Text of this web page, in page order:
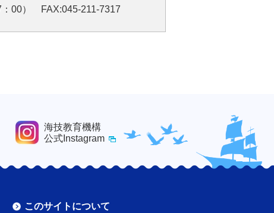
：00） FAX:045-211-7317
海技教育機構
公式Instagram
このサイトについて